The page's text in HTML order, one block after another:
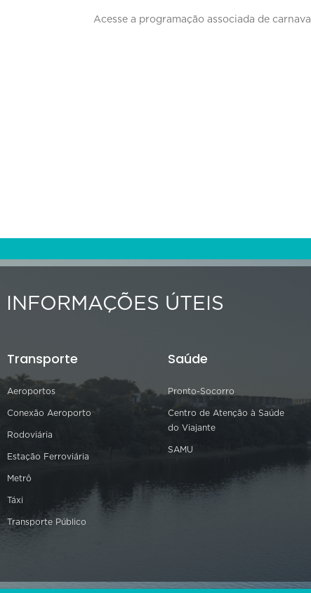
Acesse a programação associada de carnaval
INFORMAÇÕES ÚTEIS
Transporte
Aeroportos
Conexão Aeroporto
Rodoviária
Estação Ferroviária
Metrô
Táxi
Transporte Público
Saúde
Pronto-Socorro
Centro de Atenção à Saúde
do Viajante
SAMU